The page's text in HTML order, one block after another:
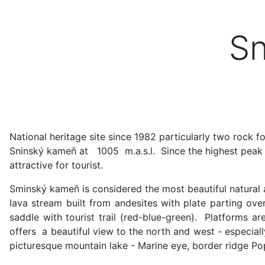
National heritage site since 1982 particularly two rock
Sninský kameň at 1005 m.a.s.l. Since the highest
attractive for tourist.
Sminský kameň is considered the most beautiful
lava stream built from andesites with plate parting
saddle with tourist trail (red-blue-green). Platforms
offers a beautiful view to the north and west -
picturesque mountain lake - Marine eye, border ridge